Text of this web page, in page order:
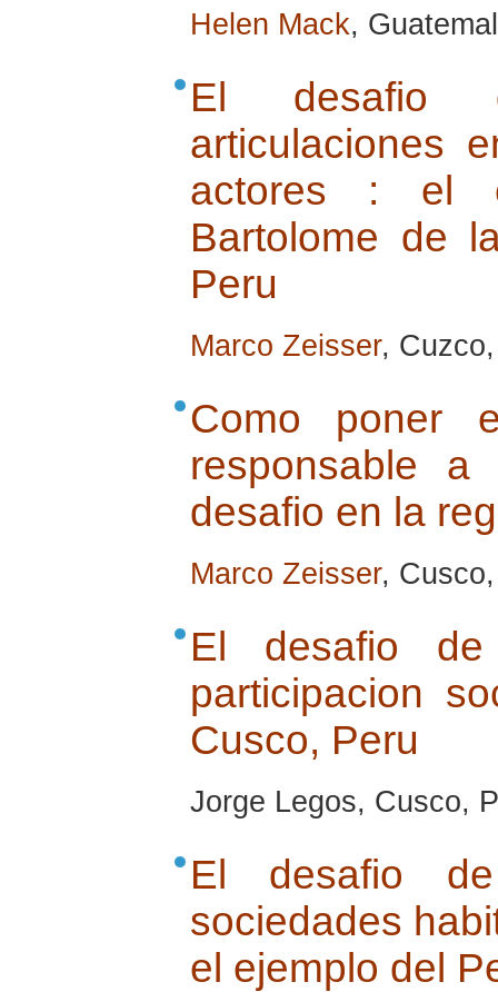
Helen Mack,
El desafio
articulaciones
actores : el
Bartolome de
Peru
Marco Zeisser,
Como poner
responsable
desafio en la
Marco Zeisser,
El desafio
participacion
Cusco, Peru
Jorge Legos, Cusco,
El desafio
sociedades
el ejemplo del